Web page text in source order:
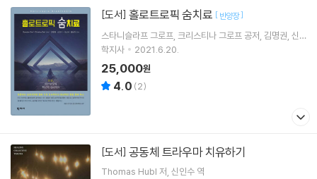
[도서] 홀로트로픽 숨치료 [ 반양장]
스타니슬라프 그로프 크리스티나 그로프 공저 김명권 신
인수공역 외 2명
학지사 2021.6.20.
25,000원
4.0 (2)
[도서] 공동체 트라우마 치유하기
Thomas Hubl 저 신인수 역